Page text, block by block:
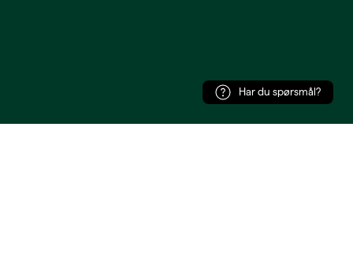
Har du spørsmål?